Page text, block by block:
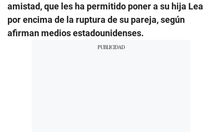
amistad, que les ha permitido poner a su hija Lea
por encima de la ruptura de su pareja, según
afirman medios estadounidenses.